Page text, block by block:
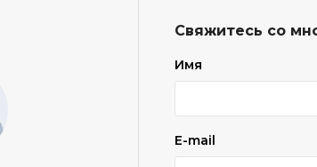
Свяжитесь со
Имя
E-mail